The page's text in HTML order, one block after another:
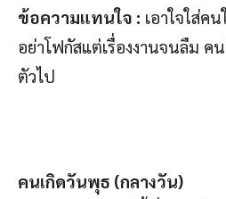
ข้อความแทนใจ : เอาใจใส่ค
อย่าโฟกัสแต่เรื่องงานจนลืม ค
ตัวไป
คนเกิดวันพุธ (กลางวัน)